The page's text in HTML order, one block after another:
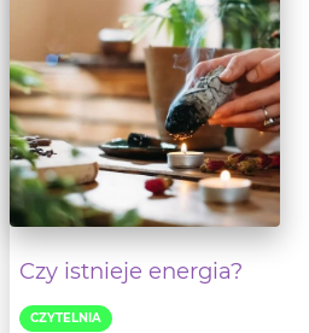
Czy istnieje energia?
CZYTELNIA